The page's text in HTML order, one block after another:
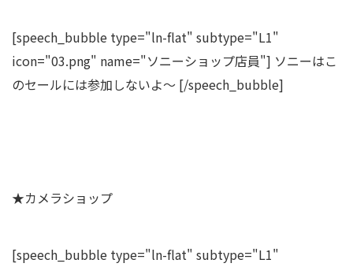
[speech_bubble type="ln-flat" subtype="L1"
icon="03.png" name="ソニーショップ店員"] ソニーはこ
のセールには参加しないよ～ [/speech_bubble]
★カメラショップ
[speech_bubble type="ln-flat" subtype="L1"